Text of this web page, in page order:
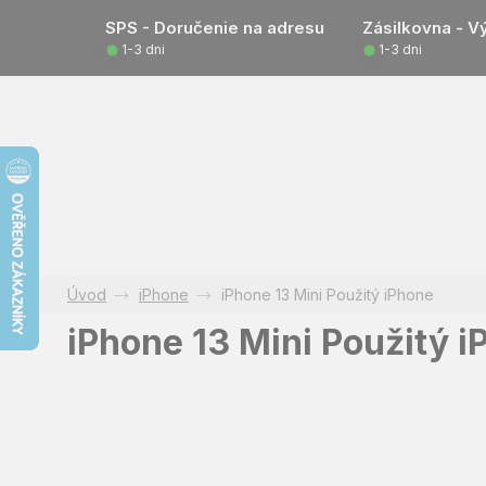
SPS - Doručenie na adresu Zásilkovna -
1-3 dni 1-3 dni
iPhone iPhone 13 Mini Použitý iPhone
iPhone 13 Mini Použitý